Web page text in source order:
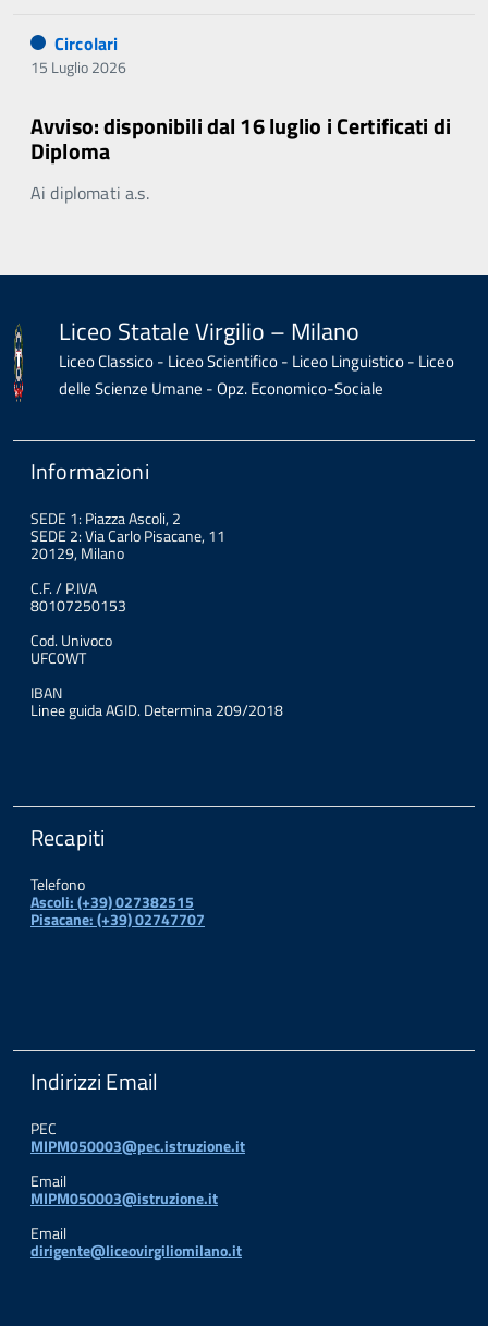
Circolari
15 Luglio 2026
Avviso: disponibili dal 16 luglio i Certificati di
Diploma
Ai diplomati a.s.
Liceo Statale Virgilio – Milano
Liceo Classico - Liceo Scientifico - Liceo Linguistico - Liceo
delle Scienze Umane - Opz. Economico-Sociale
Informazioni
SEDE 1: Piazza Ascoli, 2
SEDE 2: Via Carlo Pisacane, 11
20129, Milano
C.F. / P.IVA
80107250153
Cod. Univoco
UFC0WT
IBAN
Linee guida AGID. Determina 209/2018
Recapiti
Telefono
Ascoli: (+39) 027382515
Pisacane: (+39) 02747707
Indirizzi Email
PEC
MIPM050003@pec.istruzione.it
Email
MIPM050003@istruzione.it
Email
dirigente@liceovirgiliomilano.it